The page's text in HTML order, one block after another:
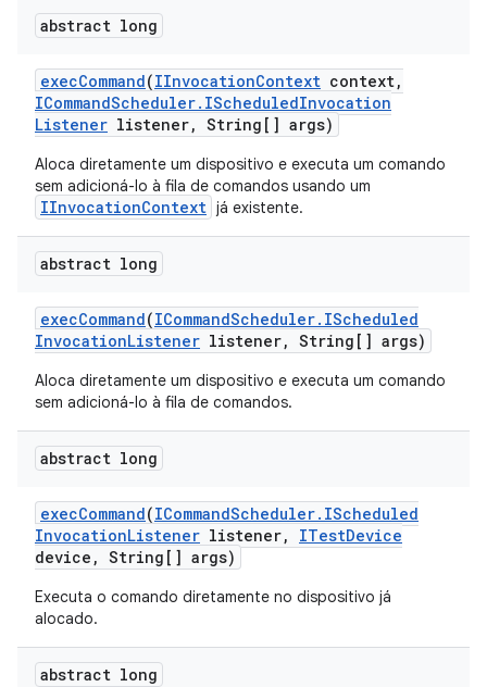
abstract long
execCommand(IInvocationContext context,
ICommandScheduler. IScheduledInvocation
Listener listener, String[] args)
Aloca diretamente um dispositivo e executa um comando
sem adicioná-lo à fila de comandos usando um
IInvocationContext já existente.
abstract long
execCommand(ICommandScheduler. IScheduled
InvocationListener listener, String[] args)
Aloca diretamente um dispositivo e executa um comando
sem adicioná-lo à fila de comandos.
abstract long
execCommand(ICommandScheduler. IScheduled
InvocationListener listener, ITestDevice
device , String[] args)
Executa o comando diretamente no dispositivo já
alocado.
abstract long